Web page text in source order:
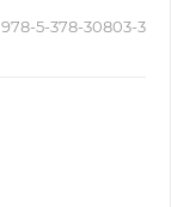
978-5-378-30803-3